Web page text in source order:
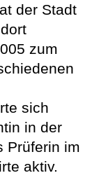
der Stadt
zum
sich
in der
Prüferin im
aktiv.